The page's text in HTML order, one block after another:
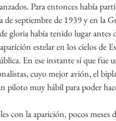
Para entonces había
de septiembre de 1939 y en la
gloria había tenido lugar antes
estelar en los cielos de
En ese instante sí que fue
cuyo mejor avión, el
piloto muy hábil para poder
con la aparición, pocos meses